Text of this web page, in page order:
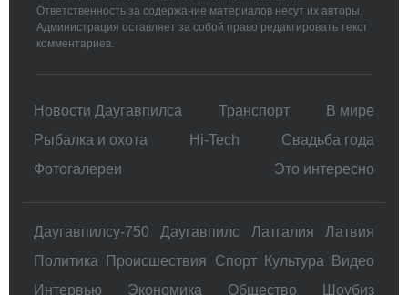
Ответственность за содержание материалов несут их авторы.
Администрация оставляет за собой право редактировать текст
комментариев.
Новости Даугавпилса Транспорт
В мире
Рыбалка и охота
Hi-Tech
Свадьбa года
Фотогалереи
Это интересно
Даугавпилсу-750 Даугавпилс Латгалия
Латвия
Политика
Происшествия Спорт Культура
Видео
Интервью
Экономика Общество Шоубиз